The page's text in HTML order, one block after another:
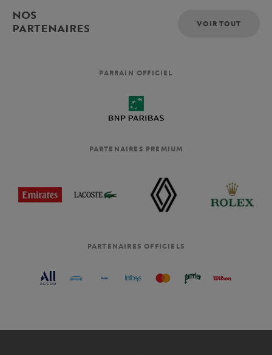
NOS
PARTENAIRES
VOIR TOUT
PARRAIN OFFICIEL
PARTENAIRES PREMIUM
PARTENAIRES OFFICIELS